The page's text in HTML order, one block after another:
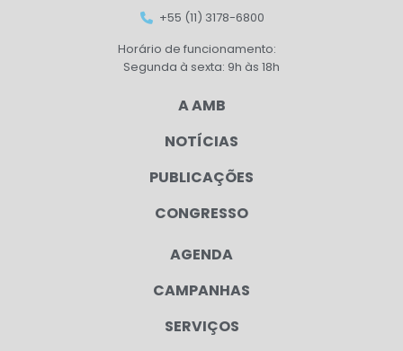
+55 (11) 3178-6800
Horário de funcionamento:
Segunda à sexta: 9h às 18h
A AMB
NOTÍCIAS
PUBLICAÇÕES
CONGRESSO
AGENDA
CAMPANHAS
SERVIÇOS